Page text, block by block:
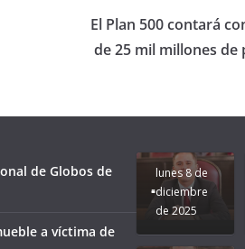
El Plan 500 contará
de 25 mil millones de
de Globos de
a víctima de
Unamos
lunes 8 de
diciembre
de 2025
Apoyo y
Seguimos la
Ruta que
Marca
Nuestra
Rocío Nahle.